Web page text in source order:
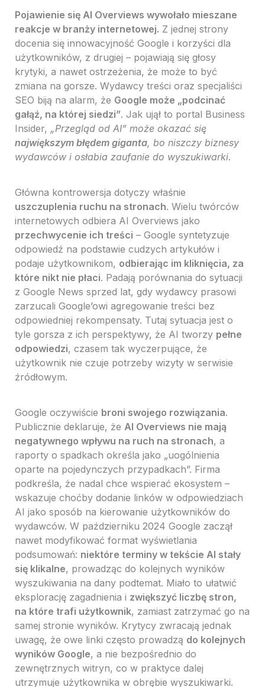
Pojawienie się AI Overviews wywołało mieszane
reakcje w branży internetowej. Z jednej strony
docenia się innowacyjność Google i korzyści dla
użytkowników, z drugiej – pojawiają się głosy
krytyki, a nawet ostrzeżenia, że może to być
zmiana na gorsze. Wydawcy treści oraz specjaliści
SEO biją na alarm, że Google może „podcinać
gałąź, na której siedzi”. Jak ujął to portal Business
Insider, „Przegląd od AI” może okazać się
największym błędem giganta, bo niszczy biznesy
wydawców i osłabia zaufanie do wyszukiwarki.
Główna kontrowersja dotyczy właśnie
uszczuplenia ruchu na stronach. Wielu twórców
internetowych odbiera AI Overviews jako
przechwycenie ich treści – Google syntetyzuje
odpowiedź na podstawie cudzych artykułów i
podaje użytkownikom, odbierając im kliknięcia, za
które nikt nie płaci. Padają porównania do sytuacji
z Google News sprzed lat, gdy wydawcy prasowi
zarzucali Google’owi agregowanie treści bez
odpowiedniej rekompensaty. Tutaj sytuacja jest o
tyle gorsza z ich perspektywy, że AI tworzy pełne
odpowiedzi, czasem tak wyczerpujące, że
użytkownik nie czuje potrzeby wizyty w serwisie
źródłowym.
Google oczywiście broni swojego rozwiązania.
Publicznie deklaruje, że AI Overviews nie mają
negatywnego wpływu na ruch na stronach, a
raporty o spadkach określa jako „uogólnienia
oparte na pojedynczych przypadkach”. Firma
podkreśla, że nadal chce wspierać ekosystem –
wskazuje choćby dodanie linków w odpowiedziach
AI jako sposób na kierowanie użytkowników do
wydawców. W październiku 2024 Google zaczął
nawet modyfikować format wyświetlania
podsumowań: niektóre terminy w tekście AI stały
się klikalne, prowadząc do kolejnych wyników
wyszukiwania na dany podtemat. Miało to ułatwić
eksplorację zagadnienia i zwiększyć liczbę stron,
na które trafi użytkownik, zamiast zatrzymać go na
samej stronie wyników. Krytycy zwracają jednak
uwagę, że owe linki często prowadzą do kolejnych
wyników Google, a nie bezpośrednio do
zewnętrznych witryn, co w praktyce dalej
utrzymuje użytkownika w obrębie wyszukiwarki.